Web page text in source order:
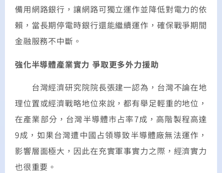
備用網路銀行，讓網路可獨立運作並降低對電力的依
賴，當長期停電時銀行還能繼續運作，確保戰爭期間
金融服務不中斷。
強化半導體產業實力 爭取更多外力援助
台灣經濟研究院院長張建一認為，台灣不論在地
理位置或經濟戰略地位來說，都有舉足輕重的地位，
在產業部分，台灣半導體市占率7成，高階製程高達
9成，如果台灣遭中國占領導致半導體廠無法運作，
影響層面極大，因此在充實軍事實力之際，經濟實力
也很重要。